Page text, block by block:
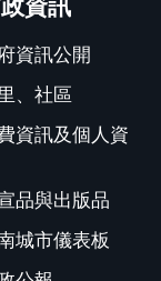
資訊
資訊公開
、社區
資訊及個人資
品與出版品
城市儀表板